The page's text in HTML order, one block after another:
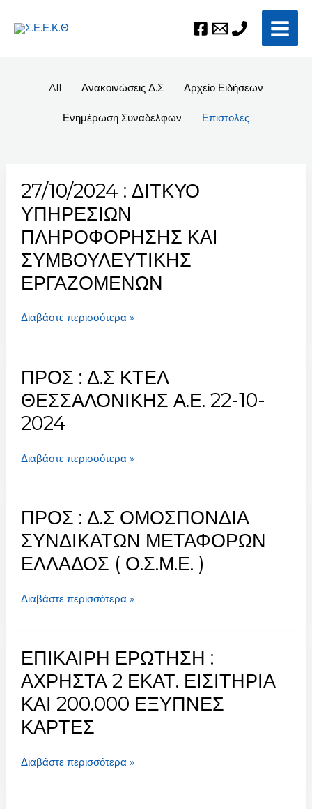
στο
Main
All Ανακοινώσεις Δ.Σ Αρχείο Ειδήσεων
Ενημέρωση Συναδέλφων Επιστολές
27/10/2024 : ΔΙΤΚΥΟ
ΥΠΗΡΕΣΙΩΝ
ΠΛΗΡΟΦΟΡΗΣΗΣ ΚΑΙ
ΣΥΜΒΟΥΛΕΥΤΙΚΗΣ
ΕΡΓΑΖΟΜΕΝΩΝ
27/10/2024
ΔΙΤΚΥΟ
ΥΠΗΡΕΣΙΩΝ
ΠΛΗΡΟΦΟΡΗΣΗΣ
ΚΑΙ
ΣΥΜΒΟΥΛΕΥΤΙΚΗΣ
Διαβάστε περισσότερα »
ΠΡΟΣ : Δ.Σ ΚΤΕΛ
ΘΕΣΣΑΛΟΝΙΚΗΣ Α.Ε. 22-10-
2024
ΠΡΟΣ
Δ.Σ
ΚΤΕΛ
Α.Ε.
2024
Διαβάστε περισσότερα »
ΠΡΟΣ : Δ.Σ ΟΜΟΣΠΟΝΔΙΑ
ΣΥΝΔΙΚΑΤΩΝ ΜΕΤΑΦΟΡΩΝ
ΕΛΛΑΔΟΣ ( Ο.Σ.Μ.Ε. )
ΠΡΟΣ
:
Δ.Σ
ΟΜΟΣΠΟΝΔΙΑ
ΜΕΤΑΦΟΡΩΝ
Ο.Σ.Μ.Ε.
Διαβάστε περισσότερα »
ΕΠΙΚΑΙΡΗ ΕΡΩΤΗΣΗ :
ΑΧΡΗΣΤΑ 2 ΕΚΑΤ. ΕΙΣΙΤΗΡΙΑ
ΚΑΙ 200.000 ΕΞΥΠΝΕΣ
ΚΑΡΤΕΣ
ΕΠΙΚΑΙΡΗ
ΕΡΩΤΗΣΗ
:
ΑΧΡΗΣΤΑ
2
ΕΙΣΙΤΗΡΙΑ
Διαβάστε περισσότερα »
pagination